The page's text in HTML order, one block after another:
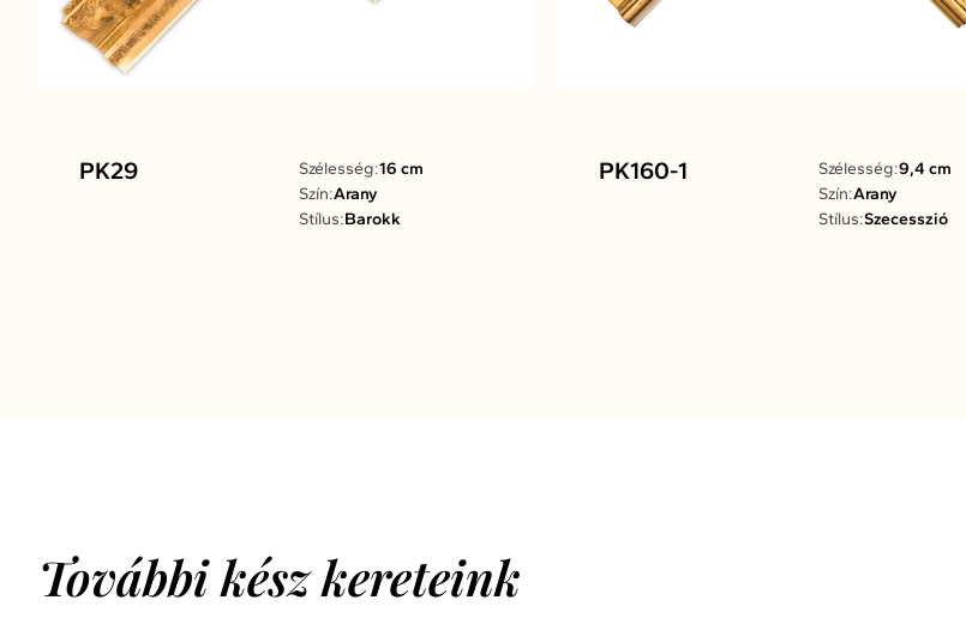
PK29 Szélesség:16 cm
Szín:Arany
Stílus:Barokk
PK160-1 Szélesség:9,4 cm
Szín:Arany
Stílus:Szecesszió
További kész kereteink